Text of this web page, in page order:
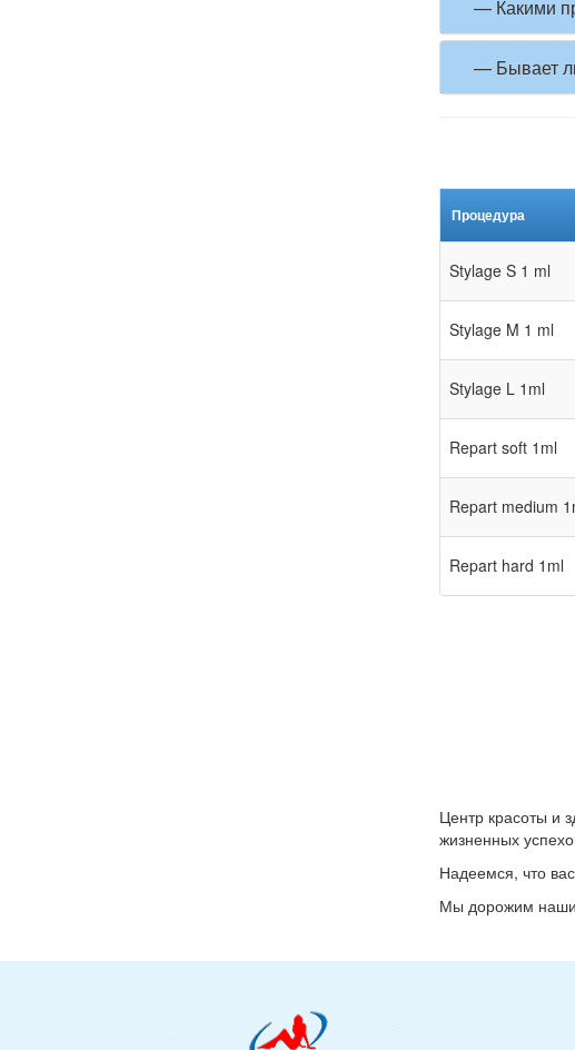
— Какими
— Бывает
Процедура
Stylage S 1 ml
Stylage M 1 ml
Stylage L 1ml
Repart soft 1ml
Repart medium
Repart hard 1ml
Центр красоты и
жизненных
Надеемся, что
Мы дорожим